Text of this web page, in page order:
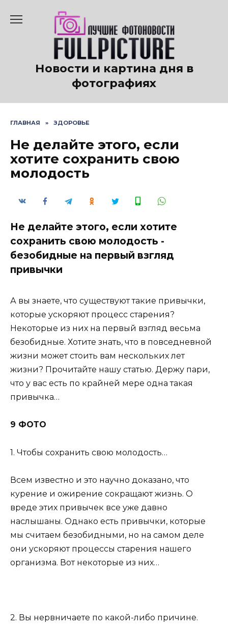
содержанию
Новости и картина дня в
фотографиях
ГЛАВНАЯ » ЗДОРОВЬЕ
Не делайте этого, если
хотите сохранить свою
молодость
Не делайте этого, если хотите
сохранить свою молодость -
безобидные на первый взгляд
привычки
А вы знаете, что существуют такие привычки,
которые ускоряют процесс старения?
Некоторые из них на первый взгляд весьма
безобидные. Хотите знать, что в повседневной
жизни может стоить вам нескольких лет
жизни? Прочитайте нашу статью. Держу пари,
что у вас есть по крайней мере одна такая
привычка…
9 ФОТО
1. Чтобы сохранить свою молодость…
Всем известно и это научно доказано, что
курение и ожирение сокращают жизнь. О
вреде этих привычек все уже давно
наслышаны. Однако есть привычки, которые
мы считаем безобидными, но на самом деле
они ускоряют процессы старения нашего
организма. Вот некоторые из них…
2. Вы нервничаете по какой-либо причине.